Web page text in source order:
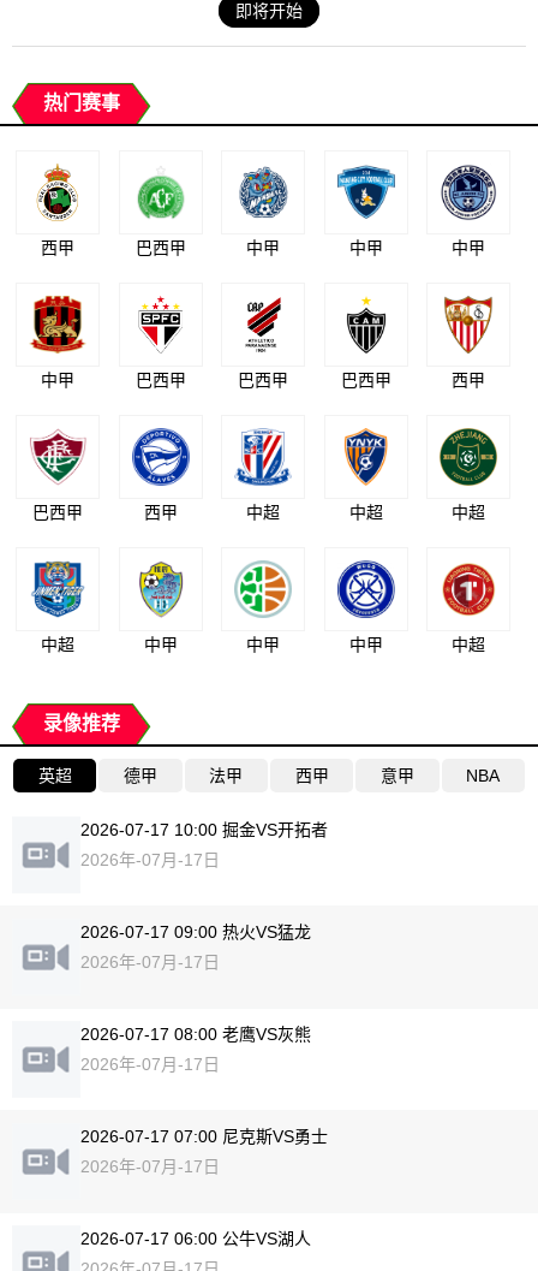
即将开始
热门赛事
西甲 巴西甲 中甲 中甲 中甲
中甲 巴西甲 巴西甲 巴西甲 西甲
巴西甲 西甲 中超 中超 中超
中超 中甲 中甲 中甲 中超
录像推荐
英超 德甲 法甲 西甲 意甲 NBA
2026-07-17 10:00 掘金VS开拓者
2026年-07月-17日
2026-07-17 09:00 热火VS猛龙
2026年-07月-17日
2026-07-17 08:00 老鹰VS灰熊
2026年-07月-17日
2026-07-17 07:00 尼克斯VS勇士
2026年-07月-17日
2026-07-17 06:00 公牛VS湖人